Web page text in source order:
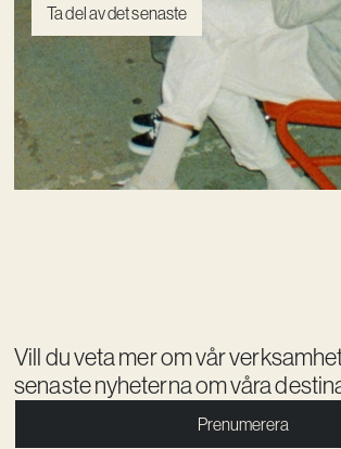
Ta del av det senaste
Vill du veta mer om vår
senaste nyheterna om våra
Prenumerera